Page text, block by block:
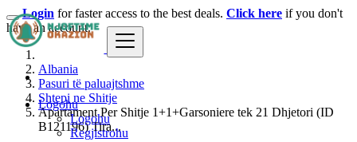
Logohu
Logohu
Regjistrohu
Login for faster access to the best deals. Click here if you don't
have an account.
Albania
Pasuri të paluajtshme
Shtepi ne Shitje
Apartament Per Shitje 1+1+Garsoniere tek 21 Dhjetori (ID
B121196) Tira...